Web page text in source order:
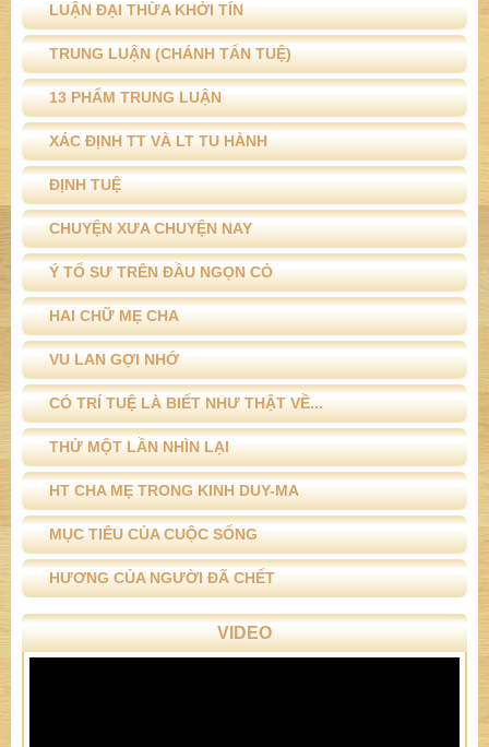
LUẬN ĐẠI THỪA KHỞI TÍN
TRUNG LUẬN (CHÁNH TẤN TUỆ)
13 PHẨM TRUNG LUẬN
XÁC ĐỊNH TT VÀ LT TU HÀNH
ĐỊNH TUỆ
CHUYỆN XƯA CHUYỆN NAY
Ý TỔ SƯ TRÊN ĐẦU NGỌN CỎ
HAI CHỮ MẸ CHA
VU LAN GỢI NHỚ
CÓ TRÍ TUỆ LÀ BIẾT NHƯ THẬT VỀ...
THỬ MỘT LẦN NHÌN LẠI
HT CHA MẸ TRONG KINH DUY-MA
MỤC TIÊU CỦA CUỘC SỐNG
HƯƠNG CỦA NGƯỜI ĐÃ CHẾT
VIDEO